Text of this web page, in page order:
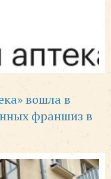
вошла в
франшиз в